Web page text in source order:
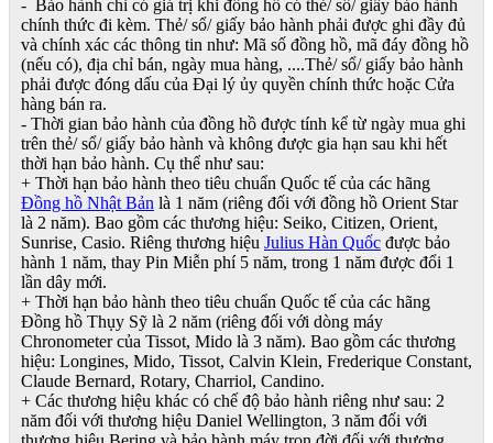
- Bảo hành chỉ có giá trị khi đồng hồ có thẻ/ sổ/ giấy bảo hành
chính thức đi kèm. Thẻ/ sổ/ giấy bảo hành phải được ghi đầy đủ
và chính xác các thông tin như: Mã số đồng hồ, mã đáy đồng hồ
(nếu có), địa chỉ bán, ngày mua hàng, ....Thẻ/ sổ/ giấy bảo hành
phải được đóng dấu của Đại lý ủy quyền chính thức hoặc Cửa
hàng bán ra.
- Thời gian bảo hành của đồng hồ được tính kể từ ngày mua ghi
trên thẻ/ sổ/ giấy bảo hành và không được gia hạn sau khi hết
thời hạn bảo hành. Cụ thể như sau:
+ Thời hạn bảo hành theo tiêu chuẩn Quốc tế của các hãng
Đồng hồ Nhật Bản là 1 năm (riêng đối với đồng hồ Orient Star
là 2 năm). Bao gồm các thương hiệu: Seiko, Citizen, Orient,
Sunrise, Casio. Riêng thương hiệu Julius Hàn Quốc được bảo
hành 1 năm, thay Pin Miễn phí 5 năm, trong 1 năm được đổi 1
lần dây mới.
+ Thời hạn bảo hành theo tiêu chuẩn Quốc tế của các hãng
Đồng hồ Thụy Sỹ là 2 năm (riêng đối với dòng máy
Chronometer của Tissot, Mido là 3 năm). Bao gồm các thương
hiệu: Longines, Mido, Tissot, Calvin Klein, Frederique Constant,
Claude Bernard, Rotary, Charriol, Candino.
+ Các thương hiệu khác có chế độ bảo hành riêng như sau: 2
năm đối với thương hiệu Daniel Wellington, 3 năm đối với